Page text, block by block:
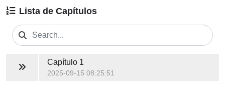
Lista de Capítulos
Capítulo 1
2025-09-15 08:25:51